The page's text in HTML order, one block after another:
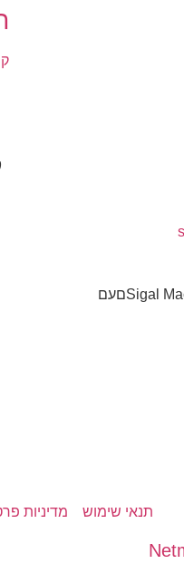
תנאי שימוש מדיניות